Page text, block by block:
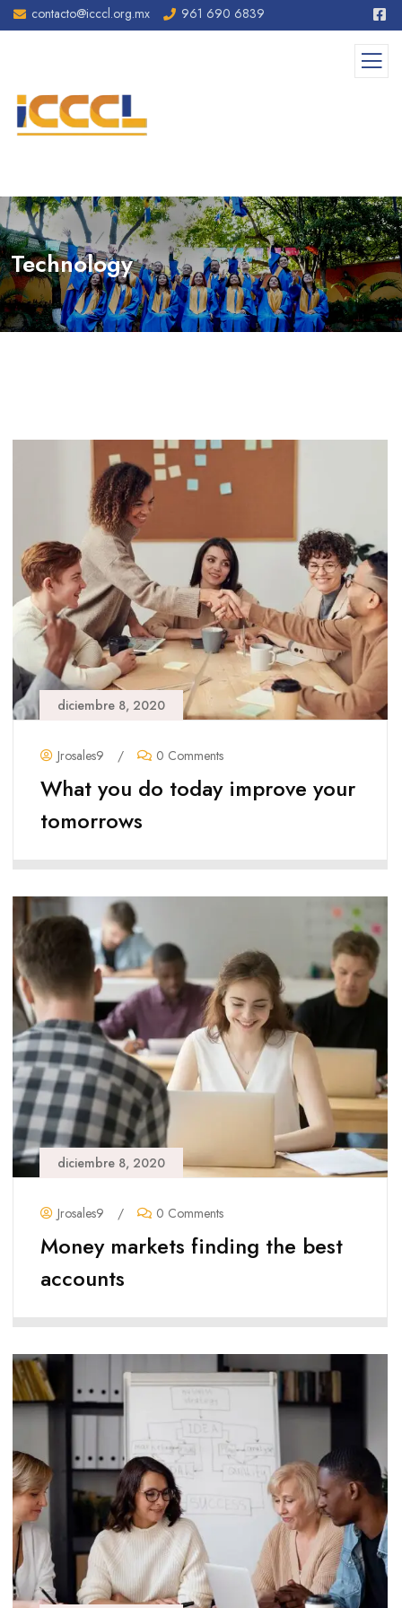
contacto@icccl.org.mx 961 690 6839
Technology
diciembre 8, 2020
Jrosales9 / 0 Comments
What you do today improve your
tomorrows
diciembre 8, 2020
Jrosales9 / 0 Comments
Money markets finding the best
accounts